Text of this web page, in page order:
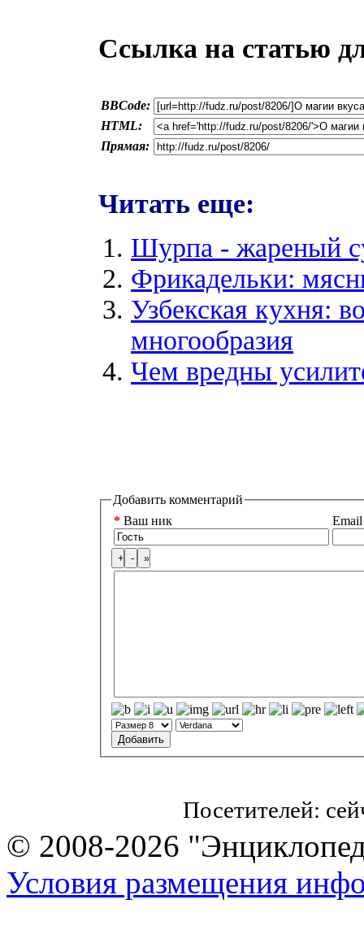
Ссылка на статью
BBCode:
HTML:
Прямая:
Читать еще:
Шурпа - жареный
Фрикадельки:
Узбекская кухня:
многообразия
Чем вредны
Добавить комментарий
* Ваш ник Email
Посетителей:
© 2008-2026
Условия размещения